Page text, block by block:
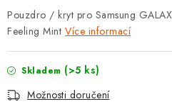
VRÁCENÍ ZBOŽÍ A REKLAMACE
Jak nakupovat
Obchodní podmínky
Pouzdro / kryt pro Samsung
Feeling Mint Více informací
Skladem (>5 ks)
Možnosti doručení